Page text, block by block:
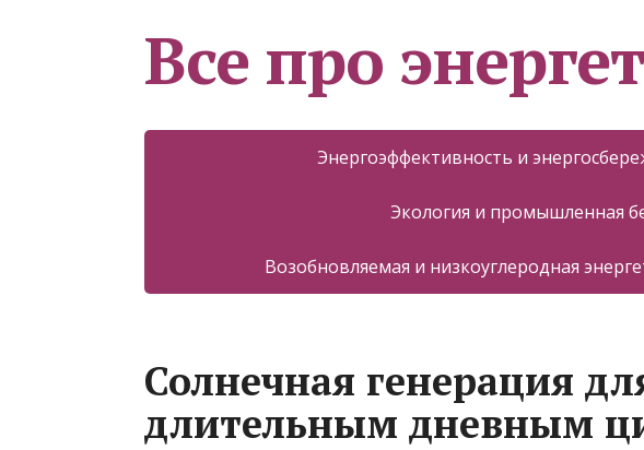
Все про
Энергоэффективность и
Экология и промышленная
Возобновляемая и низкоуглеродная
Солнечная генерация
длительным дневным